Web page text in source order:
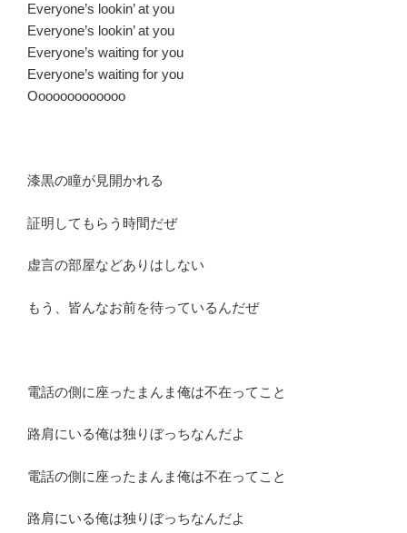
Everyone’s lookin’ at you
Everyone’s lookin’ at you
Everyone’s waiting for you
Everyone’s waiting for you
Ooooooooooooo
漆黒の瞳が見開かれる
証明してもらう時間だぜ
虚言の部屋などありはしない
もう、皆んなお前を待っているんだぜ
電話の側に座ったまんま俺は不在ってこと
路肩にいる俺は独りぼっちなんだよ
電話の側に座ったまんま俺は不在ってこと
路肩にいる俺は独りぼっちなんだよ